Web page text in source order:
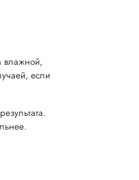
влажной,
если